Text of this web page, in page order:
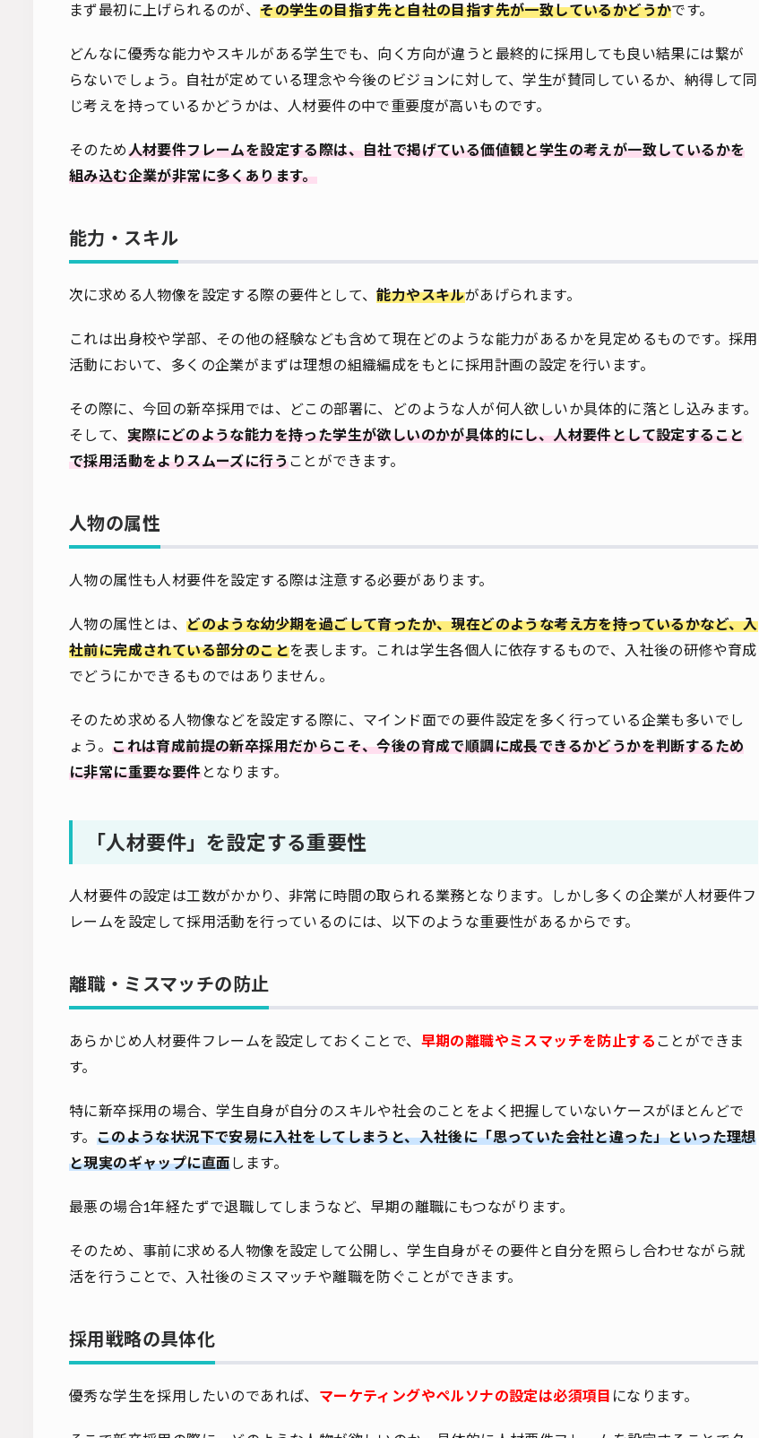
まず最初に上げられるのが、その学生の目指す先と自社の目指す先が一致しているかどうかです。
どんなに優秀な能力やスキルがある学生でも、向く方向が違うと最終的に採用しても良い結果には繋が
らないでしょう。自社が定めている理念や今後のビジョンに対して、学生が賛同しているか、納得して同
じ考えを持っているかどうかは、人材要件の中で重要度が高いものです。
そのため人材要件フレームを設定する際は、自社で掲げている価値観と学生の考えが一致しているかを
組み込む企業が非常に多くあります。
能力・スキル
次に求める人物像を設定する際の要件として、能力やスキルがあげられます。
これは出身校や学部、その他の経験なども含めて現在どのような能力があるかを見定めるものです。採用
活動において、多くの企業がまずは理想の組織編成をもとに採用計画の設定を行います。
その際に、今回の新卒採用では、どこの部署に、どのような人が何人欲しいか具体的に落とし込みます。
そして、 実際にどのような能力を持った学生が欲しいのかが具体的にし、人材要件として設定すること
で採用活動をよりスムーズに行うことができます。
人物の属性
人物の属性も人材要件を設定する際は注意する必要があります。
人物の属性とは、どのような幼少期を過ごして育ったか、現在どのような考え方を持っているかなど、入
社前に完成されている部分のことを表します。これは学生各個人に依存するもので、入社後の研修や育成
でどうにかできるものではありません。
そのため求める人物像などを設定する際に、マインド面での要件設定を多く行っている企業も多いでし
ょう。これは育成前提の新卒採用だからこそ、今後の育成で順調に成長できるかどうかを判断するため
に非常に重要な要件となります。
「人材要件」を設定する重要性
人材要件の設定は工数がかかり、非常に時間の取られる業務となります。しかし多くの企業が人材要件フ
レームを設定して採用活動を行っているのには、以下のような重要性があるからです。
離職・ミスマッチの防止
あらかじめ人材要件フレームを設定しておくことで、 早期の離職やミスマッチを防止する ことができま
す。
特に新卒採用の場合、学生自身が自分のスキルや社会のことをよく把握していないケースがほとんどで
す。 このような状況下で安易に入社をしてしまうと、入社後に「思っていた会社と違った」といった理想
と現実のギャップに直面します。
最悪の場合1年経たずで退職してしまうなど、早期の離職にもつながります。
そのため、事前に求める人物像を設定して公開し、学生自身がその要件と自分を照らし合わせながら就
活を行うことで、入社後のミスマッチや離職を防ぐことができます。
採用戦略の具体化
優秀な学生を採用したいのであれば、 マーケティングやペルソナの設定は必須項目 になります。